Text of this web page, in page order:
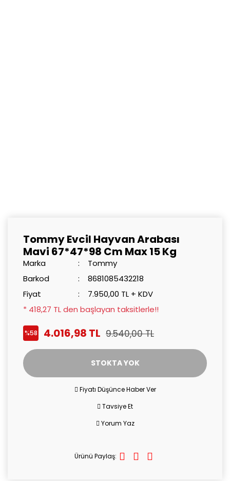
Tommy Evcil Hayvan Arabası
Mavi 67*47*98 Cm Max 15 Kg
Marka
Tommy
Barkod
8681085432218
Fiyat
7.950,00 TL + KDV
* 418,27 TL den başlayan taksitlerle!!
%58 4.016,98 TL 9.540,00 TL
STOKTA YOK
Fiyatı Düşünce Haber Ver
Tavsiye Et
Yorum Yaz
Ürünü Paylaş: